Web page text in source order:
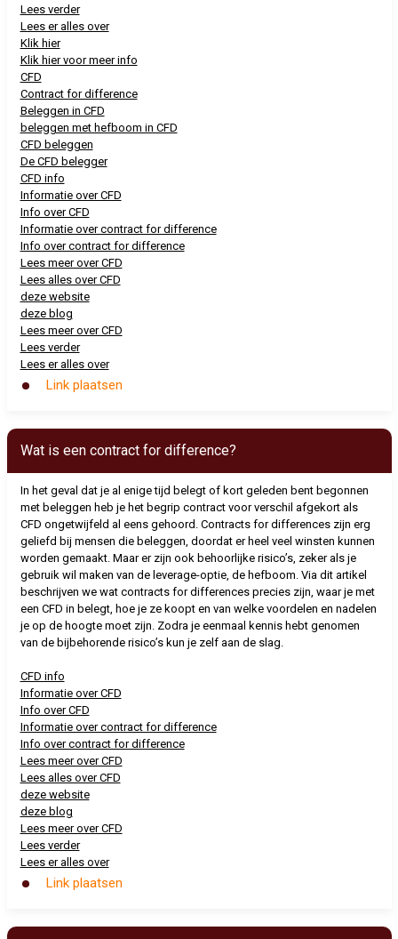
Lees verder
Lees er alles over
Klik hier
Klik hier voor meer info
CFD
Contract for difference
Beleggen in CFD
beleggen met hefboom in CFD
CFD beleggen
De CFD belegger
CFD info
Informatie over CFD
Info over CFD
Informatie over contract for difference
Info over contract for difference
Lees meer over CFD
Lees alles over CFD
deze website
deze blog
Lees meer over CFD
Lees verder
Lees er alles over
Link plaatsen
Wat is een contract for difference?
In het geval dat je al enige tijd belegt of kort geleden bent begonnen
met beleggen heb je het begrip contract voor verschil afgekort als
CFD ongetwijfeld al eens gehoord. Contracts for differences zijn erg
geliefd bij mensen die beleggen, doordat er heel veel winsten kunnen
worden gemaakt. Maar er zijn ook behoorlijke risico’s, zeker als je
gebruik wil maken van de leverage-optie, de hefboom. Via dit artikel
beschrijven we wat contracts for differences precies zijn, waar je met
een CFD in belegt, hoe je ze koopt en van welke voordelen en nadelen
je op de hoogte moet zijn. Zodra je eenmaal kennis hebt genomen
van de bijbehorende risico’s kun je zelf aan de slag.
CFD info
Informatie over CFD
Info over CFD
Informatie over contract for difference
Info over contract for difference
Lees meer over CFD
Lees alles over CFD
deze website
deze blog
Lees meer over CFD
Lees verder
Lees er alles over
Link plaatsen